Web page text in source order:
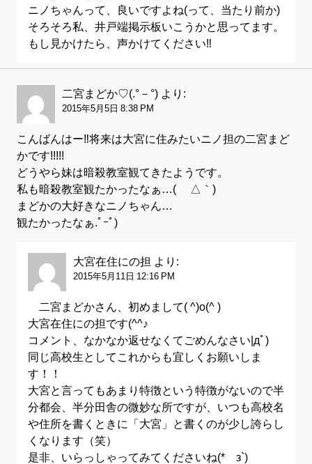
ニノちゃんって、良いですよね(って、当たり前か)
そろそろ私、井戸端掲示板いこうかと思ってます。
もし見かけたら、声かけてください‼
二宮まどか♡(.°－°) より:
2015年5月5日 8:38 PM
こんばんはー‼将来は大宮に住みたいニノ担の二宮まど
かです!!!!!
どうやら妹は暗殺教室観てきたようです。
私も暗殺教室観たかったなぁ…( ´△｀)
まどかの大好きなニノちゃん…
観たかったなぁ.ﾟｰﾟ)
大宮在住にの担 より:
2015年5月11日 12:16 PM
二宮まどかさん、初めまして( ^)o(^ )
大宮在住にの担です(^^♪
コメント、なかなか返せなくてごめんなさい|дﾟ)
同じ高校生としてこれからも宜しくお願いしま
す！！
大宮と言ってもあまり特徴という特徴がないので半
分都会、半分田舎の微妙な所ですが、いつも高校名
や住所を書くときに「大宮」と書くのが少し誇らし
くなります（笑）
是非、いらっしゃってみてくださいね(*´з`)